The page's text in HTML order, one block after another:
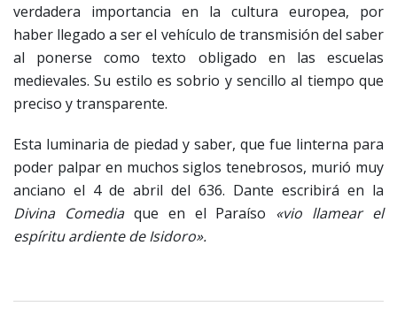
verdadera importancia en la cultura europea, por
haber llegado a ser el vehículo de transmisión del saber
al ponerse como texto obligado en las escuelas
medievales. Su estilo es sobrio y sencillo al tiempo que
preciso y transparente.
Esta luminaria de piedad y saber, que fue linterna para
poder palpar en muchos siglos tenebrosos, murió muy
anciano el 4 de abril del 636. Dante escribirá en la
Divina Comediaque en el Paraíso «vio llamear el
espíritu ardiente de Isidoro».